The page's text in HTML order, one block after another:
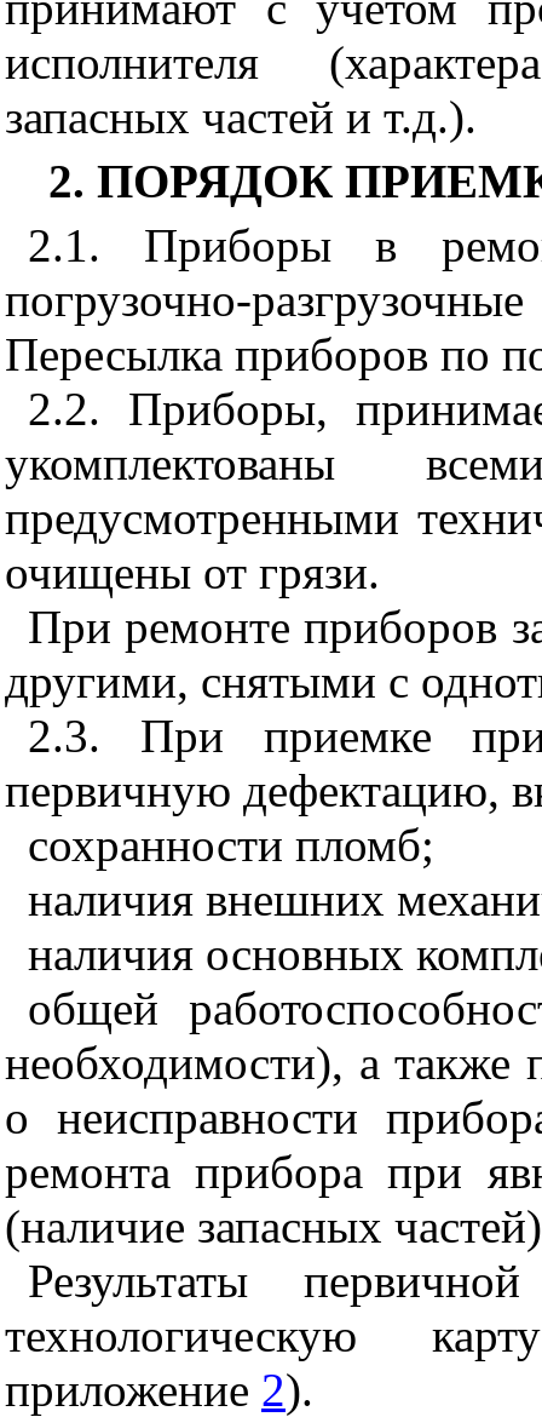
исполнителя
запасных частей и т.д.).
2. ПОРЯДОК
2.1. Приборы в
погрузочно-
Пересылка приборов по
2.2. Приборы,
укомплектованы
предусмотренными
очищены от грязи.
При ремонте приборов
другими, снятыми с
2.3. При приемке
первичную дефектацию,
сохранности пломб;
наличия внешних
наличия основных
общей
необходимости), а также
о неисправности
ремонта прибора при
(наличие запасных
Результаты
технологическую
приложение 2).